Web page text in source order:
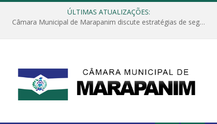
ÚLTIMAS ATUALIZAÇÕES:
Câmara Municipal de Marapanim discute estratégias de segurança com autoridades e poder executivo